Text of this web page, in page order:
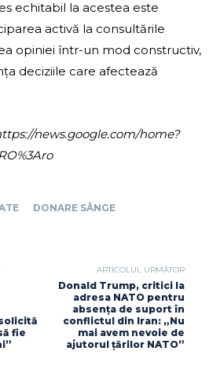
echitabil la acestea este
activă la consultările
opiniei într-un mod constructiv,
deciziile care afectează
news.google.com/home?
DONARE SÂNGE
fie
ARTICOLUL URMĂTOR
Donald Trump, critici la
adresa NATO pentru
absența de suport în
conflictul din Iran: „Nu
mai avem nevoie de
ajutorul țărilor NATO”